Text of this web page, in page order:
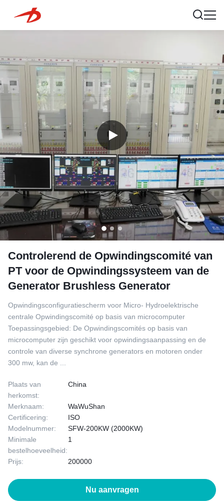
Controlerend de Opwindingscomité van
PT voor de Opwindingssysteem van de
Generator Brushless Generator
Opwindingsconfiguratiescherm voor Micro- Hydroelektrische
centrale Opwindingscomité op basis van microcomputer
Toepassingsgebied: De Opwindingscomités op basis van
microcomputer zijn geschikt voor opwindingsaanpassing en de
controle van diverse synchrone generators en motoren onder
300 mw, kan de ...
Plaats van
herkomst:
China
Merknaam:
WaWuShan
Certificering:
ISO
Modelnummer:
SFW-200KW (2000KW)
Minimale
bestelhoeveelheid:
1
Prijs: 200000
Nu aanvragen